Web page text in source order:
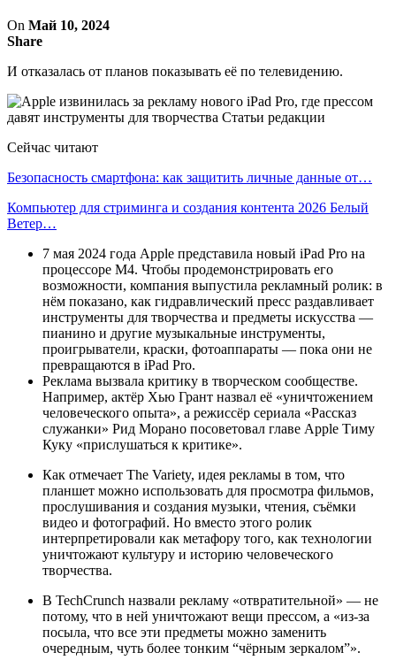
On Май 10, 2024
Share
И отказалась от планов показывать её по телевидению.
Сейчас читают
Безопасность смартфона: как защитить личные данные от…
Компьютер для стриминга и создания контента 2026 Белый
Ветер…
7 мая 2024 года Apple представила новый iPad Pro на
процессоре M4. Чтобы продемонстрировать его
возможности, компания выпустила рекламный ролик: в
нём показано, как гидравлический пресс раздавливает
инструменты для творчества и предметы искусства —
пианино и другие музыкальные инструменты,
проигрыватели, краски, фотоаппараты — пока они не
превращаются в iPad Pro.
Реклама вызвала критику в творческом сообществе.
Например, актёр Хью Грант назвал её «уничтожением
человеческого опыта», а режиссёр сериала «Рассказ
служанки» Рид Морано посоветовал главе Apple Тиму
Куку «прислушаться к критике».
Как отмечает The Variety, идея рекламы в том, что
планшет можно использовать для просмотра фильмов,
прослушивания и создания музыки, чтения, съёмки
видео и фотографий. Но вместо этого ролик
интерпретировали как метафору того, как технологии
уничтожают культуру и историю человеческого
творчества.
В TechCrunch назвали рекламу «отвратительной» — не
потому, что в ней уничтожают вещи прессом, а «из-за
посыла, что все эти предметы можно заменить
очередным, чуть более тонким “чёрным зеркалом”».